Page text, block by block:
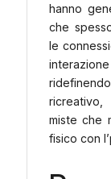
hanno
che
le
miste che
fisico con